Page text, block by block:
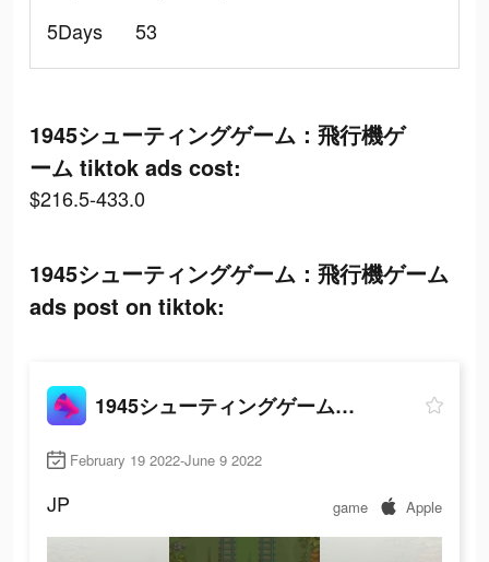
5Days
53
1945シューティングゲーム：飛行機ゲ
ーム tiktok ads cost:
$216.5-433.0
1945シューティングゲーム：飛行機ゲーム
ads post on tiktok:
1945シューティングゲーム：飛行機ゲーム
February 19 2022-June 9 2022
JP game Apple